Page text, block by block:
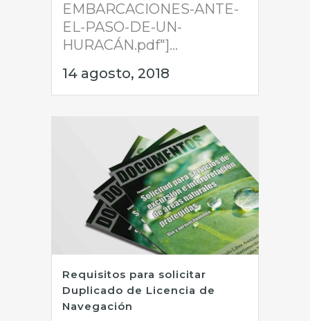
EMBARCACIONES-ANTE-
EL-PASO-DE-UN-
HURACÁN.pdf"]...
14 agosto, 2018
Requisitos para solicitar
Duplicado de Licencia de
Navegación